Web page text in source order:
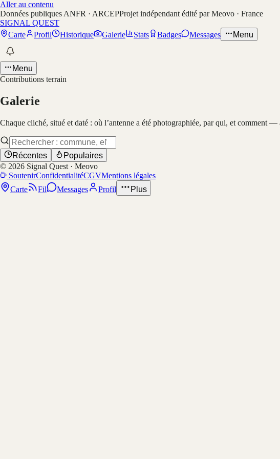
Aller au contenu
Données publiques ANFR · ARCEPProjet indépendant édité par Meovo · France
SIGNAL QUEST
Carte
Profil Historique Galerie Stats Badges Messages Menu
Menu
Contributions terrain
Galerie
Chaque cliché, situé et daté : où l’antenne a été photographiée, par qui, et comment —
Récentes
Populaires
© 2026 Signal Quest · Meovo
SoutenirConfidentialitéCGVMentions légales
Carte
Fil Messages Profil Plus